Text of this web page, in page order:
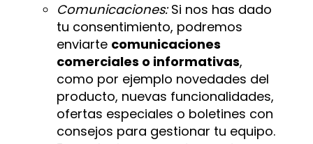
Comunicaciones:Si nos has dado
tu consentimiento, podremos
enviarte comunicaciones
comerciales o informativas,
como por ejemplo novedades del
producto, nuevas funcionalidades,
ofertas especiales o boletines con
consejos para gestionar tu equipo.